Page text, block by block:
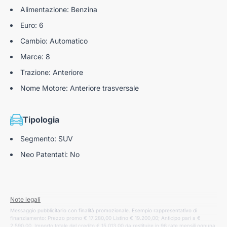
Alimentazione: Benzina
Euro: 6
Cambio: Automatico
Marce: 8
Trazione: Anteriore
Nome Motore: Anteriore trasversale
Tipologia
Segmento: SUV
Neo Patentati: No
Note legali
Messaggio pubblicitario con finalità promozionale. Esempio rappresentativo di
finanziamento: Prezzo promo € 17.280,00 Listino € 19.200,00; Anticipo pari a €
2.590,00. Importo totale del credito € 15.013,00 da restituire in 96 rate mensili ognuna